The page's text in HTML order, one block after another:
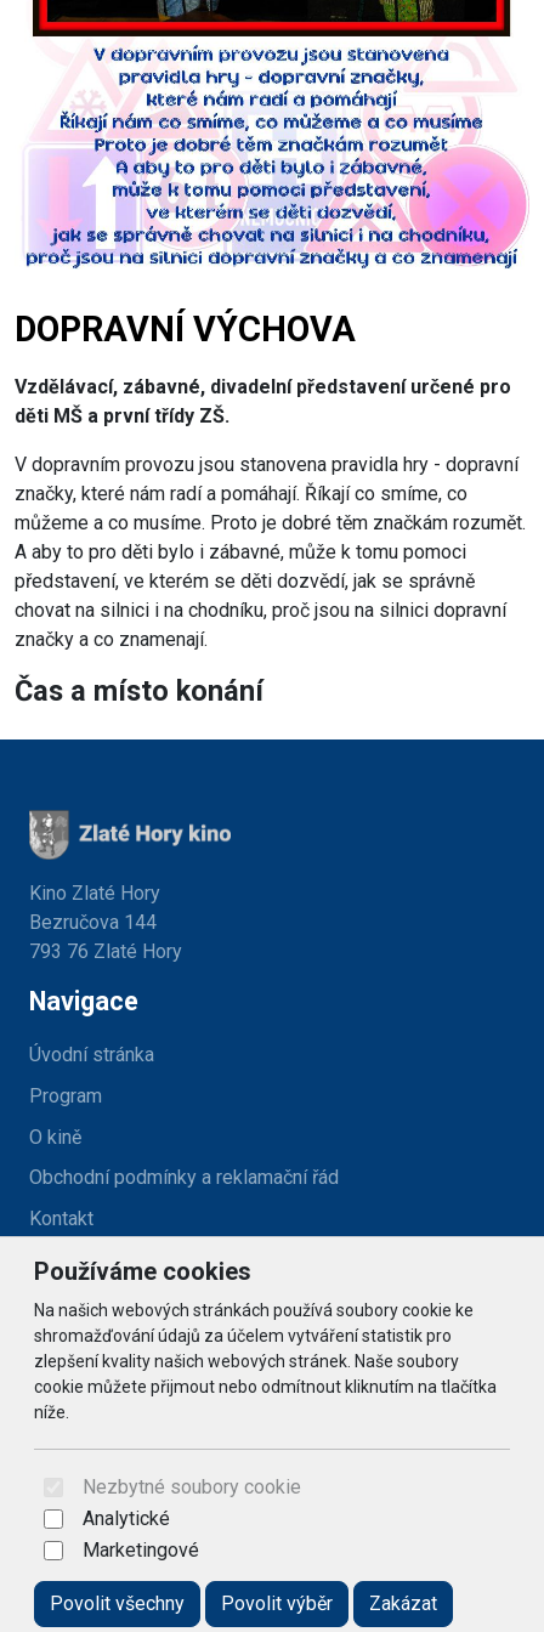
DOPRAVNÍ VÝCHOVA
Vzdělávací, zábavné, divadelní představení určené pro
děti MŠ a první třídy ZŠ.
V dopravním provozu jsou stanovena pravidla hry - dopravní
značky, které nám radí a pomáhají. Říkají co smíme, co
můžeme a co musíme. Proto je dobré těm značkám rozumět.
A aby to pro děti bylo i zábavné, může k tomu pomoci
představení, ve kterém se děti dozvědí, jak se správně
chovat na silnici i na chodníku, proč jsou na silnici dopravní
značky a co znamenají.
Čas a místo konání
Používáme cookies
Na našich webových stránkách používá soubory cookie ke
shromažďování údajů za účelem vytváření statistik pro
zlepšení kvality našich webových stránek. Naše soubory
cookie můžete přijmout nebo odmítnout kliknutím na tlačítka
níže.
Nezbytné soubory cookie
Analytické
Marketingové
Povolit všechny Povolit výběr Zakázat
Kino Zlaté Hory
Bezručova 144
793 76 Zlaté Hory
Navigace
Úvodní stránka
Program
O kině
Obchodní podmínky a reklamační řád
Kontakt
Kontakt
kino@zlatehory.cz
Social
© 2026 Arrabella s.r.o., mayabella s.r.o., Všechna práva
Hosting: - Web: